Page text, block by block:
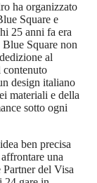
ha organizzato
Square e
25 anni fa era
Square non
al
contenuto
design italiano
materiali e della
sotto ogni
ben precisa
una
del Visa